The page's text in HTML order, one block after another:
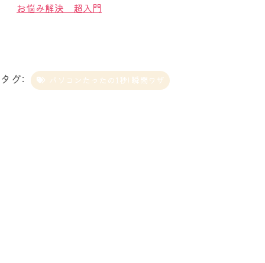
お悩み解決 超入門
タグ: パソコンたったの1秒! 瞬間ワザ